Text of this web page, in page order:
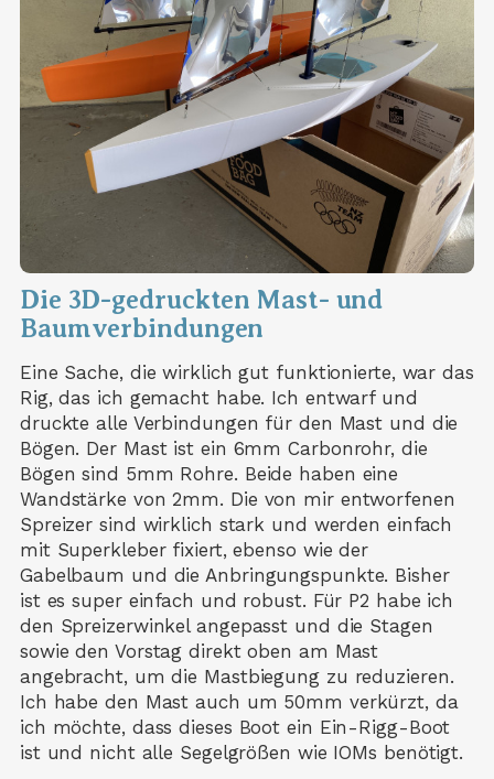
Die 3D-gedruckten Mast- und
Baumverbindungen
Eine Sache, die wirklich gut funktionierte, war das
Rig, das ich gemacht habe. Ich entwarf und
druckte alle Verbindungen für den Mast und die
Bögen. Der Mast ist ein 6mm Carbonrohr, die
Bögen sind 5mm Rohre. Beide haben eine
Wandstärke von 2mm. Die von mir entworfenen
Spreizer sind wirklich stark und werden einfach
mit Superkleber fixiert, ebenso wie der
Gabelbaum und die Anbringungspunkte. Bisher
ist es super einfach und robust. Für P2 habe ich
den Spreizerwinkel angepasst und die Stagen
sowie den Vorstag direkt oben am Mast
angebracht, um die Mastbiegung zu reduzieren.
Ich habe den Mast auch um 50mm verkürzt, da
ich möchte, dass dieses Boot ein Ein-Rigg-Boot
ist und nicht alle Segelgrößen wie IOMs benötigt.